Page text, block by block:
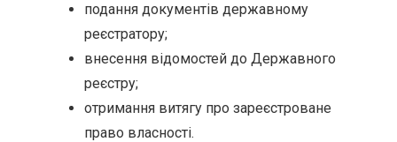
подання документів державному
реєстратору;
внесення відомостей до Державного
реєстру;
отримання витягу про зареєстроване
право власності.